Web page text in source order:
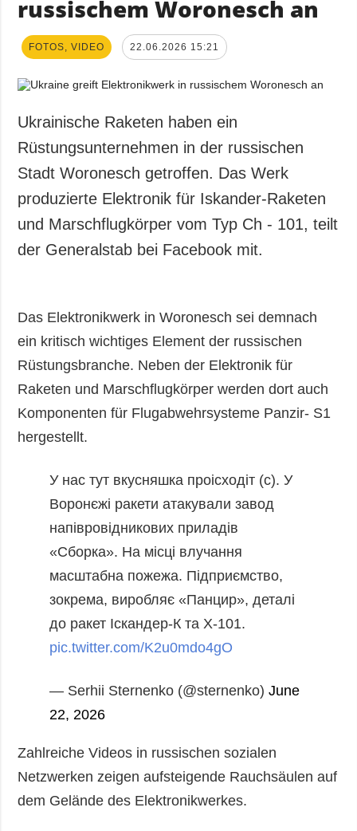
russischem Woronesch an
FOTOS, VIDEO 22.06.2026 15:21
Ukrainische Raketen haben ein
Rüstungsunternehmen in der russischen
Stadt Woronesch getroffen. Das Werk
produzierte Elektronik für Iskander-Raketen
und Marschflugkörper vom Typ Ch - 101, teilt
der Generalstab bei Facebook mit.
Das Elektronikwerk in Woronesch sei demnach
ein kritisch wichtiges Element der russischen
Rüstungsbranche. Neben der Elektronik für
Raketen und Marschflugkörper werden dort auch
Komponenten für Flugabwehrsysteme Panzir- S1
hergestellt.
У нас тут вкусняшка проісходіт (с). У
Воронєжі ракети атакували завод
напівровідникових приладів
«Сборка». На місці влучання
масштабна пожежа. Підприємство,
зокрема, виробляє «Панцир», деталі
до ракет Іскандер-К та Х-101.
pic.twitter.com/K2u0mdo4gO
— Serhii Sternenko (@sternenko)June
22, 2026
Zahlreiche Videos in russischen sozialen
Netzwerken zeigen aufsteigende Rauchsäulen auf
dem Gelände des Elektronikwerkes.